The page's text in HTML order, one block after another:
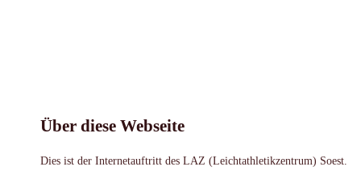
Über diese Webseite
Dies ist der Internetauftritt des LAZ (Leichtathletikzentrum) Soest.